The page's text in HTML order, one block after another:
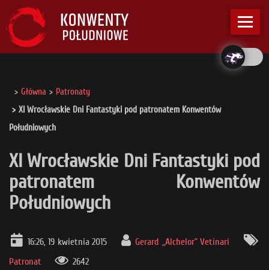
Główna
Patronaty
XI Wrocławskie Dni Fantastyki pod patronatem Konwentów
Południowych
XI Wrocławskie Dni Fantastyki pod
patronatem Konwentów
Południowych
16:26, 19 kwietnia 2015
Gerard „Alchelor” Vetinari
Patronat
2642